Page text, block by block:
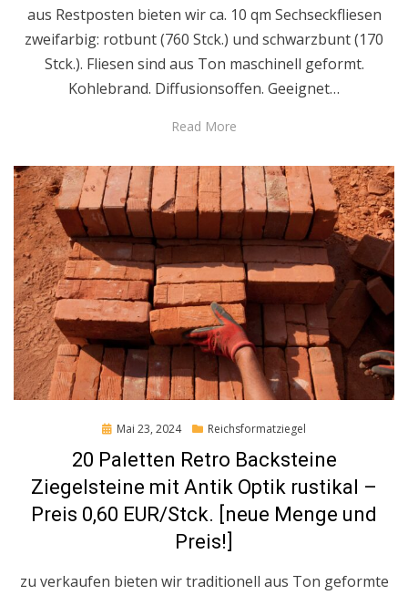
aus Restposten bieten wir ca. 10 qm Sechseckfliesen
zweifarbig: rotbunt (760 Stck.) und schwarzbunt (170
Stck.). Fliesen sind aus Ton maschinell geformt.
Kohlebrand. Diffusionsoffen. Geeignet…
Read More
PostedMai 23, 2024 Reichsformatziegel
20 Paletten Retro Backsteine
Ziegelsteine mit Antik Optik rustikal –
Preis 0,60 EUR/Stck. [neue Menge und
Preis!]
zu verkaufen bieten wir traditionell aus Ton geformte